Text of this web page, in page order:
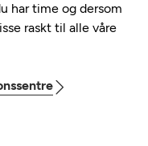
har time og dersom
raskt til alle våre